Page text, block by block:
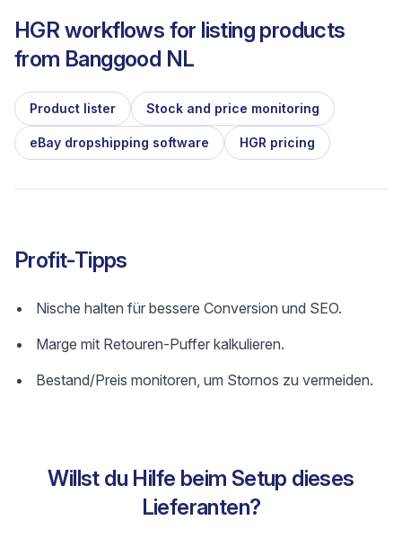
HGR workflows for listing products
from Banggood NL
Product lister Stock and price monitoring
eBay dropshipping software HGR pricing
Profit-Tipps
Nische halten für bessere Conversion und SEO.
Marge mit Retouren-Puffer kalkulieren.
Bestand/Preis monitoren, um Stornos zu vermeiden.
Willst du Hilfe beim Setup dieses
Lieferanten?